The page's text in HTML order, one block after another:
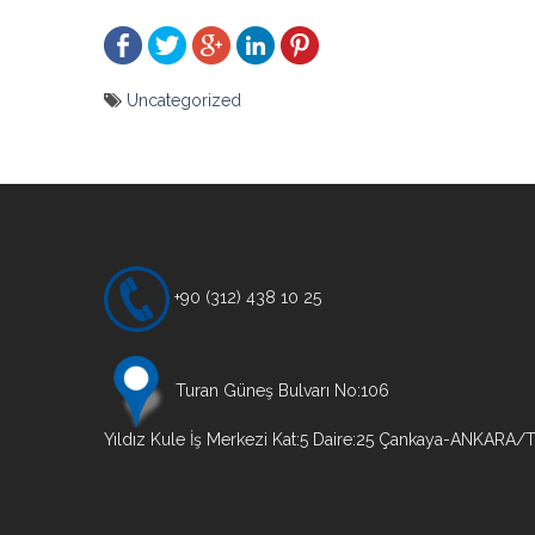
Uncategorized
+90 (312) 438 10 25
Turan Güneş Bulvarı No:106
Yıldız Kule İş Merkezi Kat:5 Daire:25 Çankaya-ANKARA/